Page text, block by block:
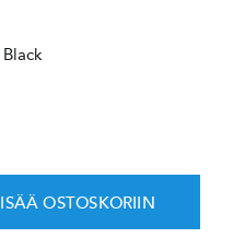
OSTOSKORIIN